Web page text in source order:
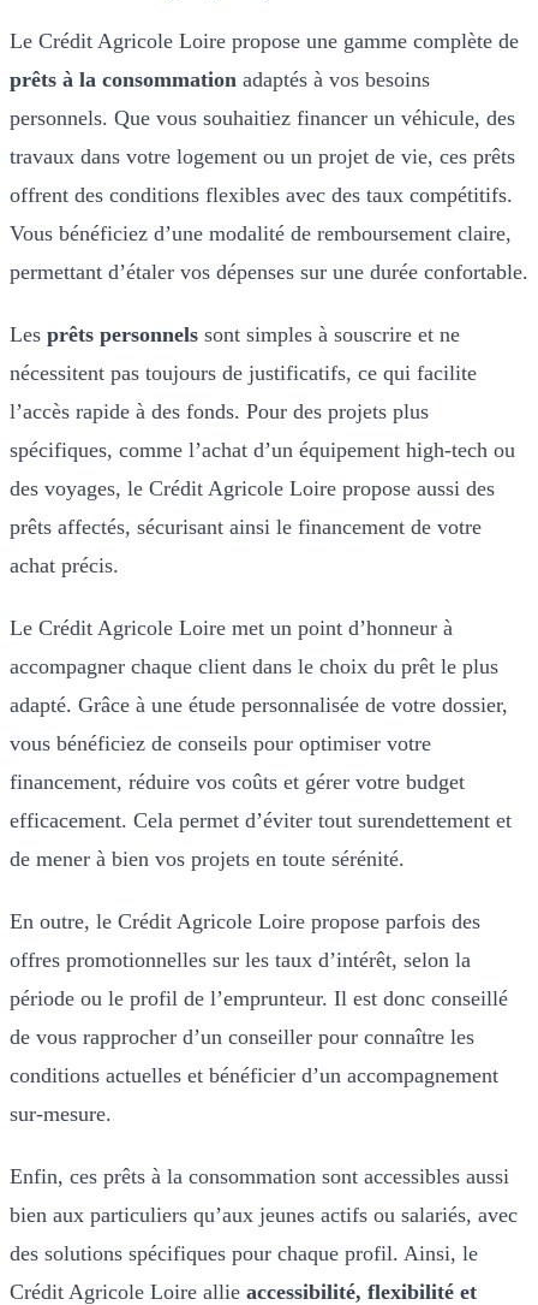
Le Crédit Agricole Loire propose une gamme complète de
prêts à la consommation adaptés à vos besoins
personnels. Que vous souhaitiez financer un véhicule, des
travaux dans votre logement ou un projet de vie, ces prêts
offrent des conditions flexibles avec des taux compétitifs.
Vous bénéficiez d’une modalité de remboursement claire,
permettant d’étaler vos dépenses sur une durée confortable.
Les prêts personnels sont simples à souscrire et ne
nécessitent pas toujours de justificatifs, ce qui facilite
l’accès rapide à des fonds. Pour des projets plus
spécifiques, comme l’achat d’un équipement high-tech ou
des voyages, le Crédit Agricole Loire propose aussi des
prêts affectés, sécurisant ainsi le financement de votre
achat précis.
Le Crédit Agricole Loire met un point d’honneur à
accompagner chaque client dans le choix du prêt le plus
adapté. Grâce à une étude personnalisée de votre dossier,
vous bénéficiez de conseils pour optimiser votre
financement, réduire vos coûts et gérer votre budget
efficacement. Cela permet d’éviter tout surendettement et
de mener à bien vos projets en toute sérénité.
En outre, le Crédit Agricole Loire propose parfois des
offres promotionnelles sur les taux d’intérêt, selon la
période ou le profil de l’emprunteur. Il est donc conseillé
de vous rapprocher d’un conseiller pour connaître les
conditions actuelles et bénéficier d’un accompagnement
sur-mesure.
Enfin, ces prêts à la consommation sont accessibles aussi
bien aux particuliers qu’aux jeunes actifs ou salariés, avec
des solutions spécifiques pour chaque profil. Ainsi, le
Crédit Agricole Loire allie accessibilité, flexibilité et